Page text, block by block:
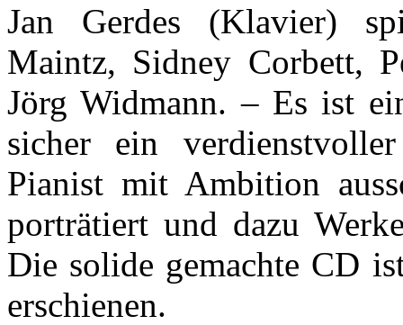
Jan Gerdes (Klavier)
Maintz, Sidney Corbett,
Jörg Widmann. – Es ist
sicher ein
Pianist mit Ambition
porträtiert und dazu
Die solide gemachte CD
erschienen.